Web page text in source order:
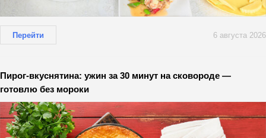
Перейти 6 августа 2026
Пирог-вкуснятина: ужин за 30 минут на сковороде —
готовлю без мороки